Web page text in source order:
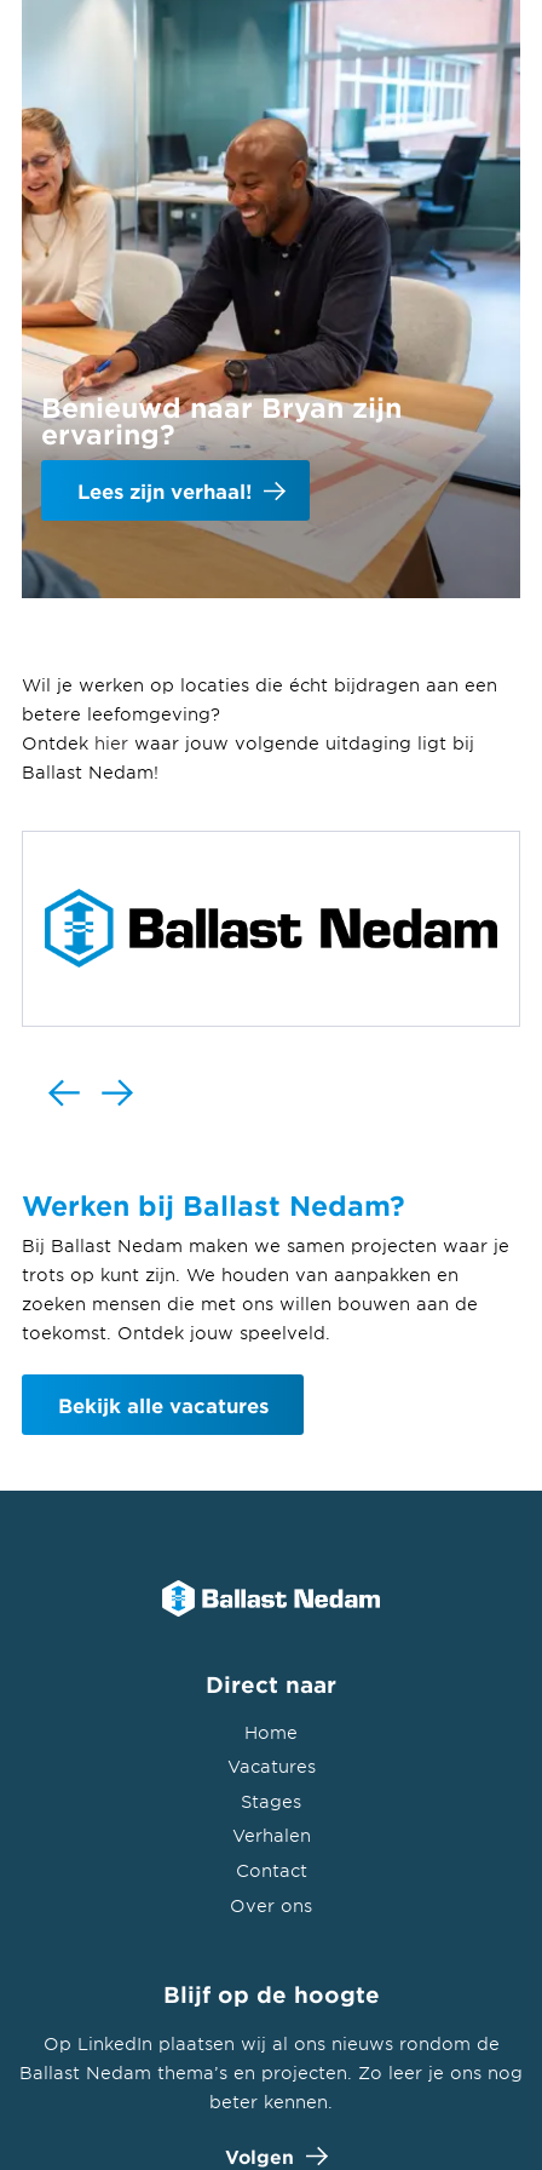
vakinhoudelijke groei.
efficiënt samen met projectteams en draag je bij
aan slimme, duurzame oplossingen.
Benieuwd naar Bryan zijn
ervaring?
Lees zijn verhaal!
Wil je werken op locaties die écht bijdragen aan een
betere leefomgeving?
Ontdek hierwaar jouw volgende uitdaging ligt bij
Ballast Nedam!
Werken bij Ballast Nedam?
Bij Ballast Nedam maken we samen projecten waar je
trots op kunt zijn. We houden van aanpakken en
zoeken mensen die met ons willen bouwen aan de
toekomst. Ontdek jouw speelveld.
Bekijk alle vacatures
Direct naar
Home
Vacatures
Stages
Verhalen
Contact
Over ons
Blijf op de hoogte
Op LinkedIn plaatsen wij al ons nieuws rondom de
Ballast Nedam thema’s en projecten. Zo leer je ons nog
beter kennen.
Volgen